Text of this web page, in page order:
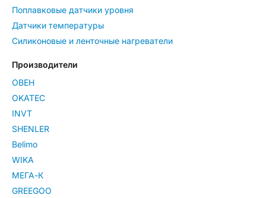
Поплавковые датчики уровня
Датчики температуры
Силиконовые и ленточные нагреватели
Производители
ОВЕН
OKATEC
INVT
SHENLER
Belimo
WIKA
МЕГА-К
GREEGOO